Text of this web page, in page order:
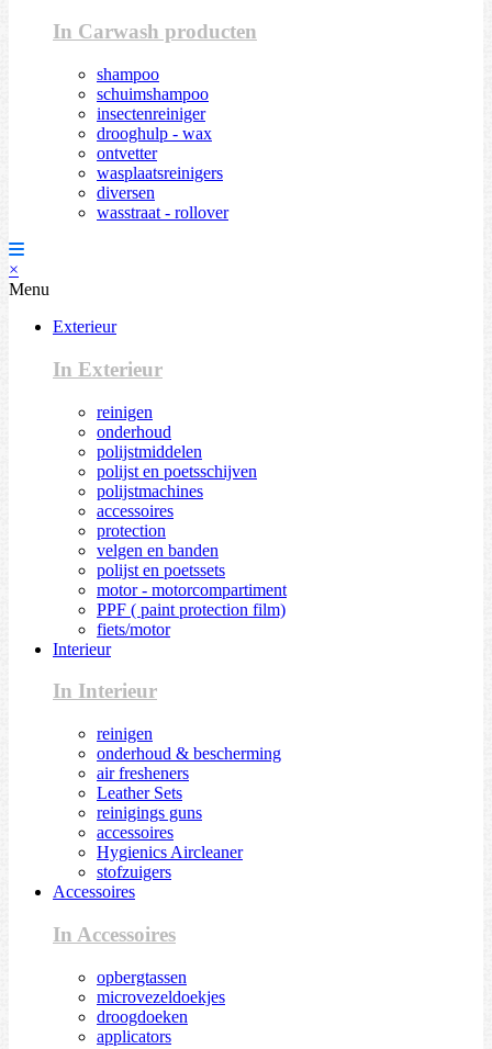
In Carwash producten
shampoo
schuimshampoo
insectenreiniger
drooghulp - wax
ontvetter
wasplaatsreinigers
diversen
wasstraat - rollover
×
Menu
Exterieur
In Exterieur
reinigen
onderhoud
polijstmiddelen
polijst en poetsschijven
polijstmachines
accessoires
protection
velgen en banden
polijst en poetssets
motor - motorcompartiment
PPF ( paint protection film)
fiets/motor
Interieur
In Interieur
reinigen
onderhoud & bescherming
air fresheners
Leather Sets
reinigings guns
accessoires
Hygienics Aircleaner
stofzuigers
Accessoires
In Accessoires
opbergtassen
microvezeldoekjes
droogdoeken
applicators